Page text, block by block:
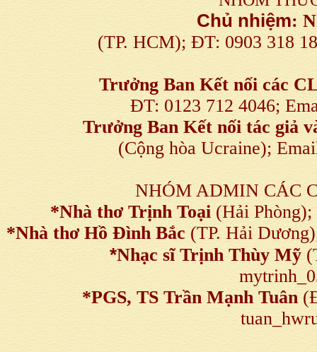
Chủ nhiệm:
(TP. HCM); ĐT: 0903 318
Trưởng Ban Kết nối các
ĐT: 0123 712 4046;
Trưởng Ban Kết nối tác giả
(Cộng hòa Ucraine);
NHÓM ADMIN CÁC
*Nhà thơ Trịnh Toại (Hải
*Nhà thơ Hồ Đình Bắc (TP. Hải
*Nhạc sĩ Trịnh Thùy Mỹ
*PGS, TS Trần Mạnh Tuân